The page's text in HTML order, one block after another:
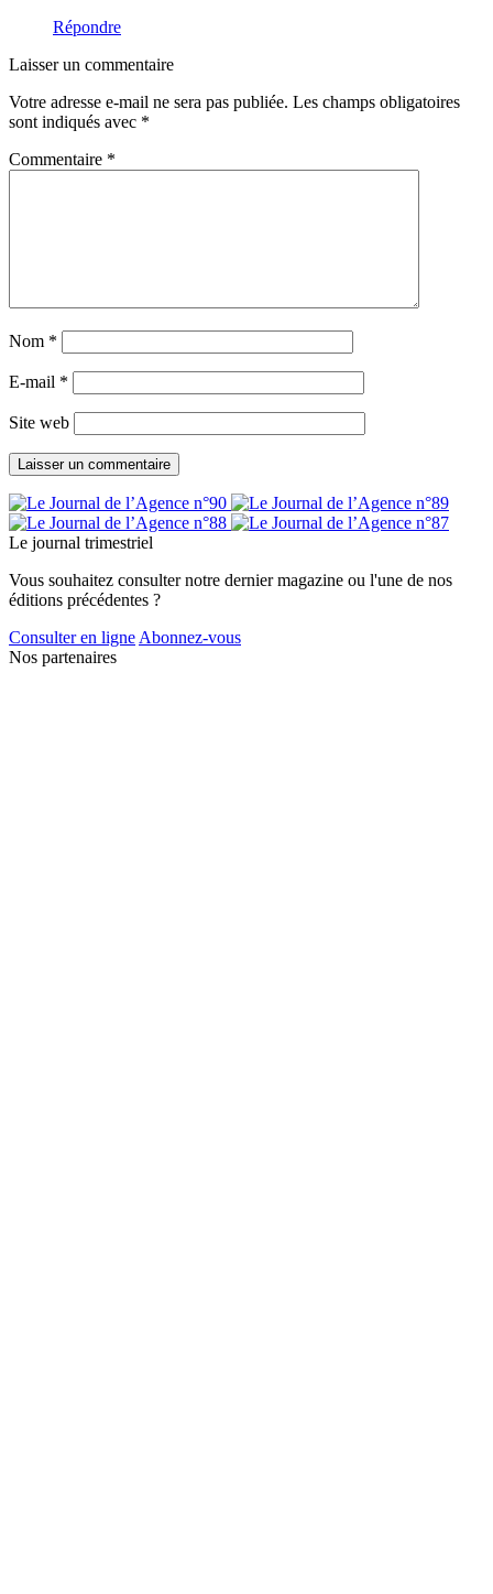
Répondre
Laisser un commentaire
Votre adresse e-mail ne sera pas publiée. Les champs obligatoires
sont indiqués avec *
Commentaire *
Nom *
E-mail *
Site web
Le journal trimestriel
Vous souhaitez consulter notre dernier magazine ou l'une de nos
éditions précédentes ?
Consulter en ligne Abonnez-vous
Nos partenaires